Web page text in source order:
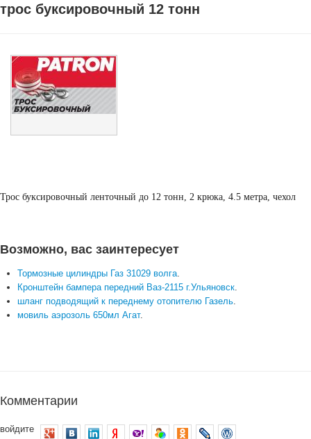
трос буксировочный 12 тонн
Трос буксировочный ленточный до 12 тонн, 2 крюка, 4.5 метра, чехол
Возможно, вас заинтересует
Тормозные цилиндры Газ 31029 волга.
Кронштейн бампера передний Ваз-2115 г.Ульяновск.
шланг подводящий к переднему отопителю Газель.
мовиль аэрозоль 650мл Агат.
Комментарии
войдите